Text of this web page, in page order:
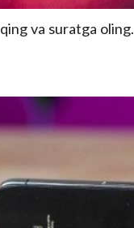
va suratga oling.